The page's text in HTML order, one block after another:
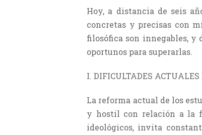
Hoy, a distancia de seis
concretas y pre­cisas con
filosófica son innegables, y
oportunos para superarlas.
I. DIFICULTADES ACTUALES
La reforma actual de los
y hostil con relación a la
ideológicos, invita